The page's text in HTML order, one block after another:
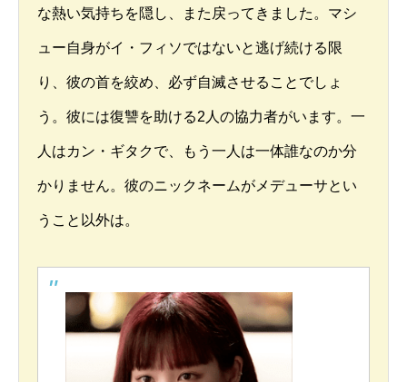
な熱い気持ちを隠し、また戻ってきました。マシ
ュー自身がイ・フィソではないと逃げ続ける限
り、彼の首を絞め、必ず自滅させることでしょ
う。彼には復讐を助ける2人の協力者がいます。一
人はカン・ギタクで、もう一人は一体誰なのか分
かりません。彼のニックネームがメデューサとい
うこと以外は。